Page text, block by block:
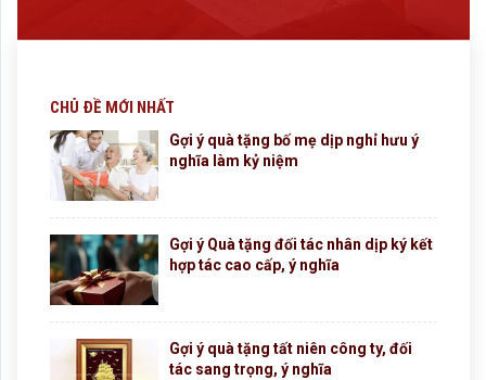
CHỦ ĐỀ MỚI NHẤT
Gợi ý quà tặng bố mẹ dịp nghỉ hưu ý
nghĩa làm kỷ niệm
Gợi ý Quà tặng đối tác nhân dịp ký kết
hợp tác cao cấp, ý nghĩa
Gợi ý quà tặng tất niên công ty, đối
tác sang trọng, ý nghĩa